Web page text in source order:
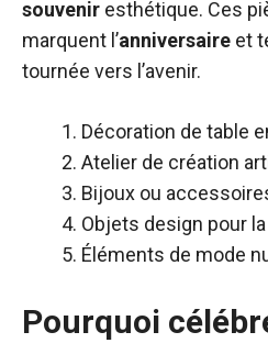
souvenir esthétique. Ces
marquent l’anniversaire et
tournée vers l’avenir.
Décoration de table
Atelier de création
Bijoux ou
Objets design pour
Éléments de mode
Pourquoi